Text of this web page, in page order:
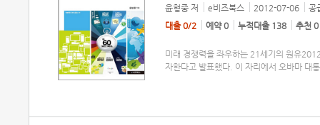
윤형중 저 e비즈북스 2012-07-06
공
대출 0/2
예약 0 누적대출 138 추천 0
미래 경쟁력을 좌우하는 21세기의 원유
자한다고 발표했다. 이 자리에서 오바마 대